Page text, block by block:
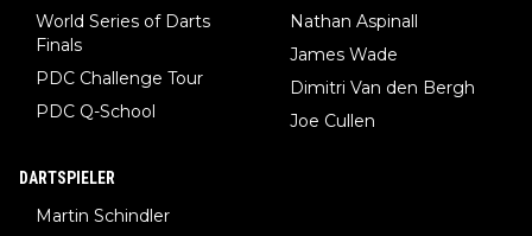
World Series of Darts
Finals
PDC Challenge Tour
PDC Q-School
Nathan Aspinall
James Wade
Dimitri Van den Bergh
Joe Cullen
DARTSPIELER
Martin Schindler